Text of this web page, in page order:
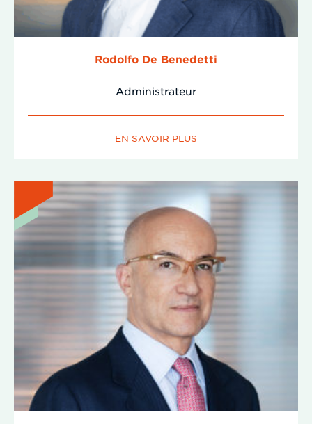
Rodolfo De Benedetti
Administrateur
EN SAVOIR PLUS